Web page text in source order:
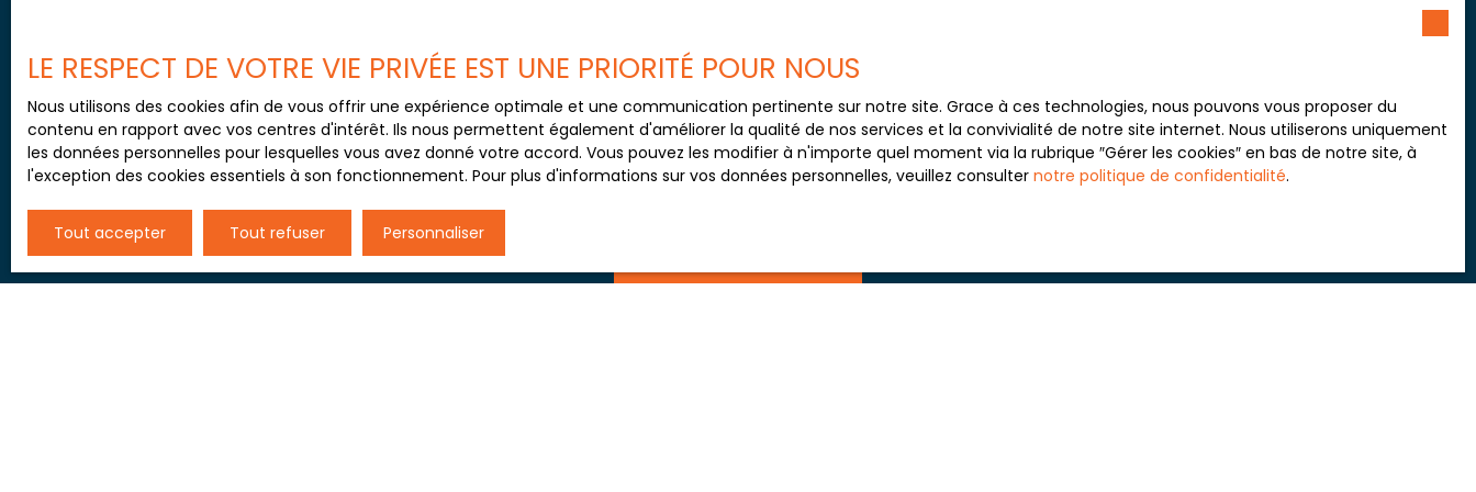
au démarchage téléphonique, prévu par l'article L223-1 du code de la consommation, sur le site Internet
www.bloctel.gouv.fr ou par courrier adressé à :
Société Worldline, Service Bloctel, CS 61311, 41013 BLOIS CEDEX.
Pour en savoir plus sur le traitement de vos données personnelles, veuillez consulter notrepolitique de confidentialité.
LE RESPECT DE VOTRE VIE PRIVÉE EST UNE PRIORITÉ POUR NOUS
Nous utilisons des cookies afin de vous offrir une expérience optimale et une communication pertinente sur notre site. Grace à ces technologies, nous pouvons vous proposer du
contenu en rapport avec vos centres d'intérêt. Ils nous permettent également d'améliorer la qualité de nos services et la convivialité de notre site internet. Nous utiliserons uniquement
les données personnelles pour lesquelles vous avez donné votre accord. Vous pouvez les modifier à n'importe quel moment via la rubrique ″Gérer les cookies″ en bas de notre site, à
l'exception des cookies essentiels à son fonctionnement. Pour plus d'informations sur vos données personnelles, veuillez consulter notre politique de confidentialité.
Tout accepter Tout refuser Personnaliser